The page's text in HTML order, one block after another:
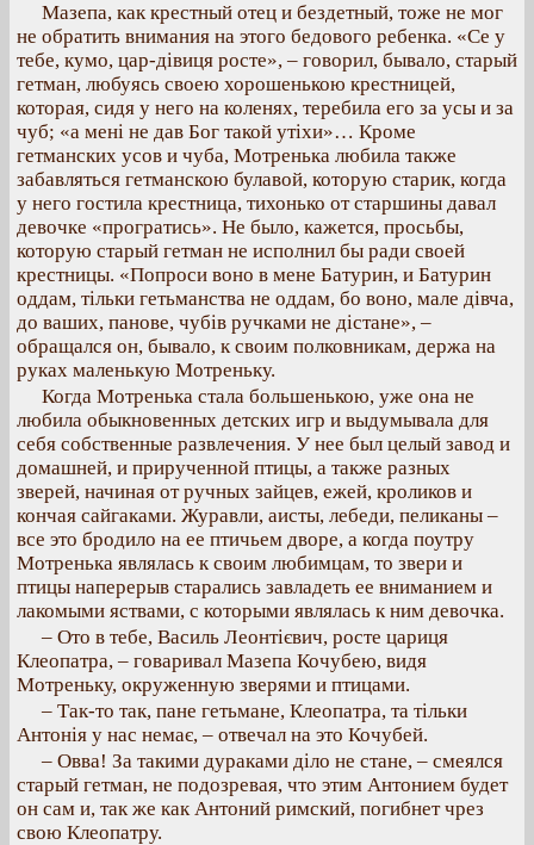
Мазепа, как крестный отец и бездетный, тоже не мог
не обратить внимания на этого бедового ребенка. «Се у
тебе, кумо, цар-дівиця росте», – говорил, бывало, старый
гетман, любуясь своею хорошенькою крестницей,
которая, сидя у него на коленях, теребила его за усы и за
чуб; «а мені не дав Бог такой утіхи»… Кроме
гетманских усов и чуба, Мотренька любила также
забавляться гетманскою булавой, которую старик, когда
у него гостила крестница, тихонько от старшины давал
девочке «програтись». Не было, кажется, просьбы,
которую старый гетман не исполнил бы ради своей
крестницы. «Попроси воно в мене Батурин, и Батурин
оддам, тільки гетьманства не оддам, бо воно, мале дівча,
до ваших, панове, чубів ручками не дістане», –
обращался он, бывало, к своим полковникам, держа на
руках маленькую Мотреньку.
Когда Мотренька стала большенькою, уже она не
любила обыкновенных детских игр и выдумывала для
себя собственные развлечения. У нее был целый завод и
домашней, и прирученной птицы, а также разных
зверей, начиная от ручных зайцев, ежей, кроликов и
кончая сайгаками. Журавли, аисты, лебеди, пеликаны –
все это бродило на ее птичьем дворе, а когда поутру
Мотренька являлась к своим любимцам, то звери и
птицы наперерыв старались завладеть ее вниманием и
лакомыми яствами, с которыми являлась к ним девочка.
– Ото в тебе, Василь Леонтієвич, росте цариця
Клеопатра, – говаривал Мазепа Кочубею, видя
Мотреньку, окруженную зверями и птицами.
– Так-то так, пане гетьмане, Клеопатра, та тільки
Антонія у нас немає, – отвечал на это Кочубей.
– Овва! За такими дураками діло не стане, – смеялся
старый гетман, не подозревая, что этим Антонием будет
он сам и, так же как Антоний римский, погибнет чрез
свою Клеопатру.